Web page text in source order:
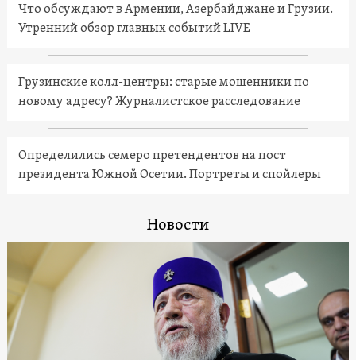
Что обсуждают в Армении, Азербайджане и Грузии.
Утренний обзор главных событий LIVE
Грузинские колл-центры: старые мошенники по
новому адресу? Журналистское расследование
Определились семеро претендентов на пост
президента Южной Осетии. Портреты и спойлеры
Новости